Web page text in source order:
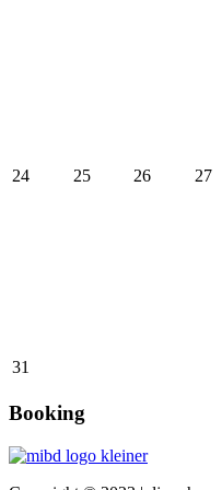
24 25 26 27
31
Booking